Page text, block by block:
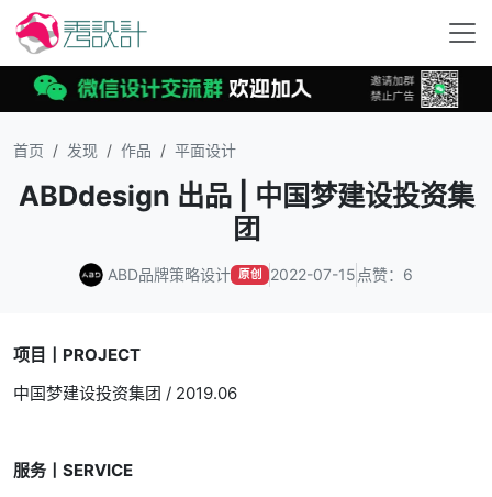
首页 发现 作品 平面设计
ABDdesign 出品 | 中国梦建设投资集
团
ABD品牌策略设计 原创 2022-07-15 点赞：6
项目丨PROJECT
中国梦建设投资集团 / 2019.06
服务丨SERVICE